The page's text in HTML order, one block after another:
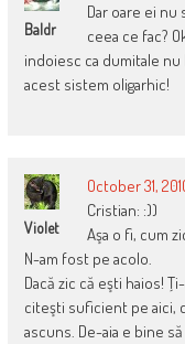
Baldr
Dar oare ei
ceea ce fac?
indoiesc ca dumitale
acest sistem oligarhic!
Violet
October 31,
Cristian: :))
Aşa o fi, cum
N-am fost pe acolo.
Dacă zic că eşti haios!
citeşti suficient pe aici,
ascuns. De-aia e bine